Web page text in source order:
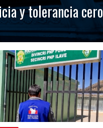
y tolerancia cero